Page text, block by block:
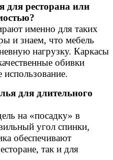
для ресторана или
именно для таких
и знаем, что мебель
нагрузку. Каркасы
обивки
использование.
для длительного
на «посадку» в
угол спинки,
обеспечивают
так и для